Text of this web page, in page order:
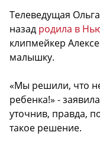
Телеведущая
назад родила в
клипмейкер
малышку.
«Мы решили, что
ребенка!» -
уточнив, правда,
такое решение.